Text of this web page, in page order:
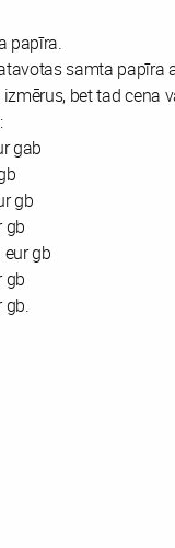
papīra.
samta papīra
bet tad cena
gab
gb
gb
gb
gb
gb.